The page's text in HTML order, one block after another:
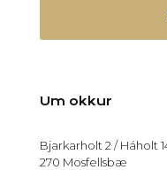
Um okkur
Bjarkarholt 2 / Háholt
270 Mosfellsbæ